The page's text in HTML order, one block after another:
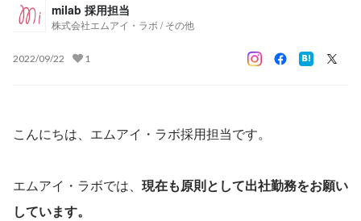
milab 採用担当
株式会社エムアイ・ラボ / その他
2022/09/22 1
こんにちは、エムアイ・ラボ採用担当です。
エムアイ・ラボでは、 現在も原則として出社勤務をお願い
しています。